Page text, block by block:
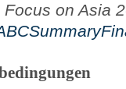
on Asia